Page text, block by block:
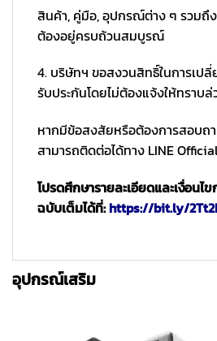
สินค้า, คู่มือ, อุปกรณ์ต่าง ๆ รวม
ต้องอยู่ครบถ้วนสมบูรณ์
4. บริษัทฯ ขอสงวนสิทธิ์ในการเป
รับประกันโดยไม่ต้องแจ้งให้ทราบล่
หากมีข้อสงสัยหรือต้องการสอบถ
สามารถติดต่อได้ทาง LINE
โปรดศึกษารายละเอียดและเงื่อนไ
ฉบับเต็มได้ที่:https://bit.ly/
อุปกรณ์เสริม